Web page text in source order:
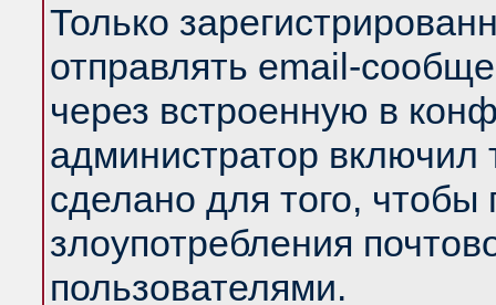
Только
отправлять email-
через встроенную в
администратор
сделано для того, чтобы
злоупотребления
пользователями.